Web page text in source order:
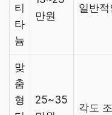
티
타
늄
만원
일반
맞
춤
형
25~35
각도